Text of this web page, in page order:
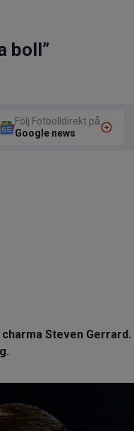
boll”
Följ Fotbolldirekt på
Google news
Steven Gerrard.